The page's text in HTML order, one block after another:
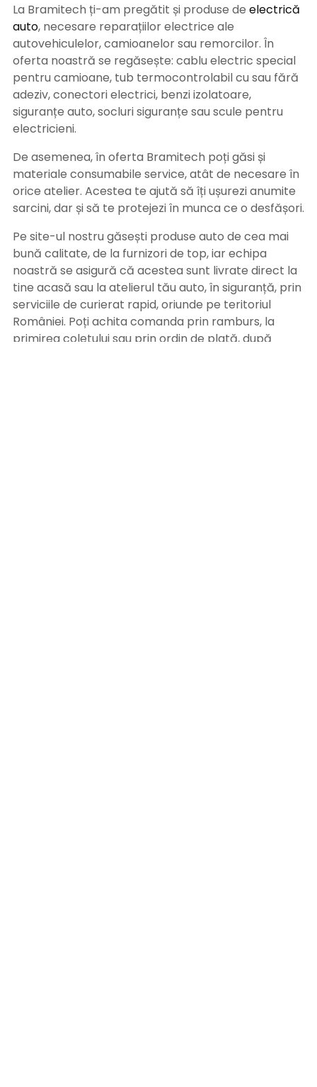
La Bramitech ți-am pregătit și produse de electrică
auto, necesare reparațiilor electrice ale
autovehiculelor, camioanelor sau remorcilor. În
oferta noastră se regăsește: cablu electric special
pentru camioane, tub termocontrolabil cu sau fără
adeziv, conectori electrici, benzi izolatoare,
siguranțe auto, socluri siguranțe sau scule pentru
electricieni.
De asemenea, în oferta Bramitech poți găsi și
materiale consumabile service, atât de necesare în
orice atelier. Acestea te ajută să îți ușurezi anumite
sarcini, dar și să te protejezi în munca ce o desfășori.
Pe site-ul nostru găsești produse auto de cea mai
bună calitate, de la furnizori de top, iar echipa
noastră se asigură că acestea sunt livrate direct la
tine acasă sau la atelierul tău auto, în siguranță, prin
serviciile de curierat rapid, oriunde pe teritoriul
României. Poți achita comanda prin ramburs, la
primirea coletului sau prin ordin de plată, după